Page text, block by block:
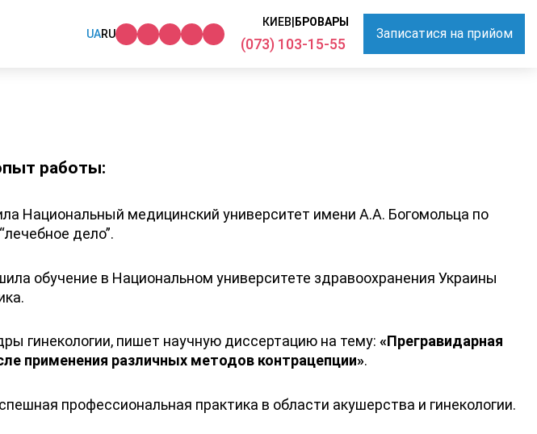
UARU
КИЕВ БРОВАРЫ
(073) 103-15-55
Записатися на прийом
работы:
Национальный медицинский университет имени А.А. Богомольца по
дело”.
обучение в Национальном университете здравоохранения Украины
гинекологии, пишет научную диссертацию на тему: «Прегравидарная
применения различных методов контрацепции».
профессиональная практика в области акушерства и гинекологии.